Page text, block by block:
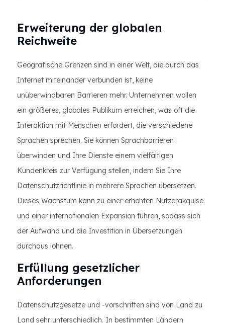
Erweiterung der globalen
Reichweite
Geografische Grenzen sind in einer Welt, die durch das
Internet miteinander verbunden ist, keine
unüberwindbaren Barrieren mehr. Unternehmen wollen
ein größeres, globales Publikum erreichen, was oft die
Interaktion mit Menschen erfordert, die verschiedene
Sprachen sprechen. Sie können Sprachbarrieren
überwinden und Ihre Dienste einem vielfältigen
Kundenkreis zur Verfügung stellen, indem Sie Ihre
Datenschutzrichtlinie in mehrere Sprachen übersetzen.
Dieses Wachstum kann zu einer erhöhten Nutzerakquise
und einer internationalen Expansion führen, sodass sich
der Aufwand und die Investition in Übersetzungen
durchaus lohnen.
Erfüllung gesetzlicher
Anforderungen
Datenschutzgesetze und -vorschriften sind von Land zu
Land sehr unterschiedlich. In bestimmten Ländern